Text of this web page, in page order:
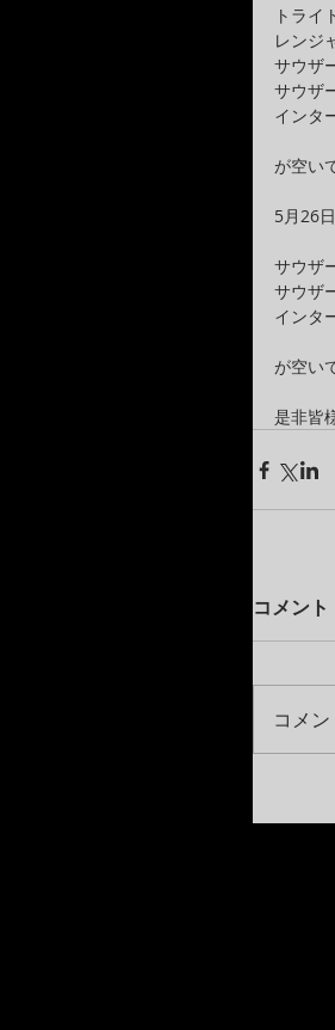
トライ
レンジ
サウザ
サウザ
インタ
が空い
5月26
サウザ
サウザ
インタ
が空い
是非皆
コメント
コメ